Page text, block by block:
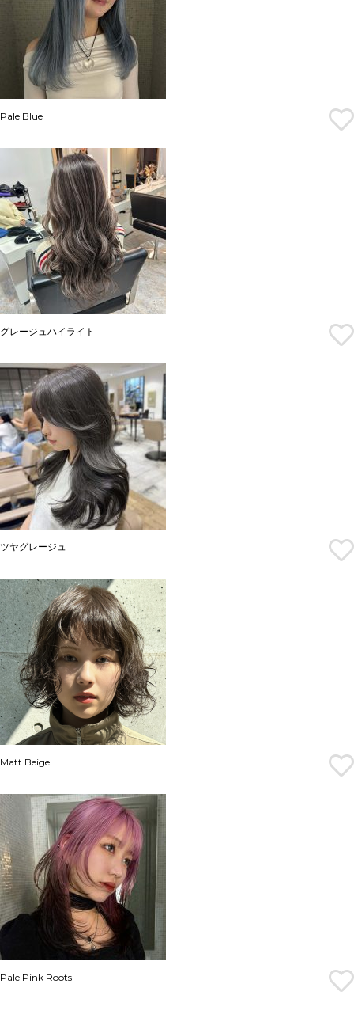
Pale Blue
グレージュハイライト
ツヤグレージュ
Matt Beige
Pale Pink Roots